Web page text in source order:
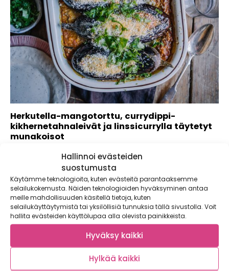
Hallinnoi evästeiden
suostumusta
Käytämme teknologioita, kuten evästeitä parantaaksemme
selailukokemusta. Näiden teknologioiden hyväksyminen antaa
meille mahdollisuuden käsitellä tietoja, kuten
selailukäyttäytymistä tai yksilöllisiä tunnuksia tällä sivustolla. Voit
hallita evästeiden käyttölupaa alla olevista painikkeista.
Hyväksy kaikki
Hylkää kaikki
Herkutella-mangotorttu, currydippi-
kikhernetahnaleivät ja linssicurrylla täytetyt
munakoisot
Kaupallinen yhteistyö: Foodin Maukas arki syntyy pienistä
teoista ja yksinkertaisista valinnoista. Arkisemmatkin ateriat